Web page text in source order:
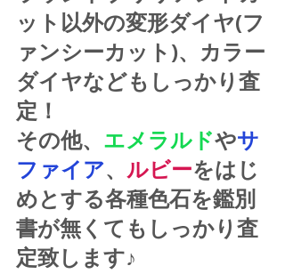
ット以外の変形ダイヤ(フ
ァンシーカット)、カラー
ダイヤなどもしっかり査
定！
その他、 エメラルドやサ
ファイア、 ルビーをはじ
めとする各種色石を鑑別
書が無くてもしっかり査
定致します♪